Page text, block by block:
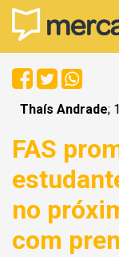
Thaís Andrade;
FAS
no
com